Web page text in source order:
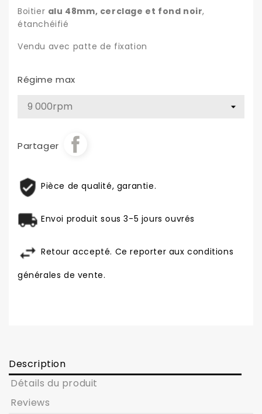
Boitier alu 48mm, cerclage et fond noir,
étanchéifié
Vendu avec patte de fixation
Régime max
Partager
Pièce de qualité, garantie.
Envoi produit sous 3-5 jours ouvrés
Retour accepté. Ce reporter aux conditions
générales de vente.
Description
Détails du produit
Reviews